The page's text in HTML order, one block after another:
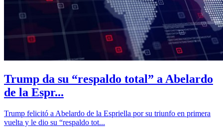
Trump da su “respaldo total” a Abelardo
de la Espr...
Trump felicitó a Abelardo de la Espriella por su triunfo en primera
vuelta y le dio su “respaldo tot...